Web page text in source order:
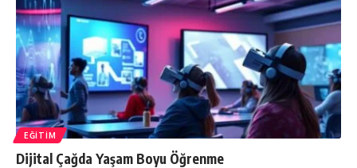
EĞITIM
Dijital Çağda Yaşam Boyu Öğrenme